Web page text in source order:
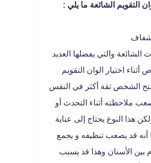
التقويم الشائعة ما يلي :
الشائعة والتي يفضلها العديد
اختيار الوان التقويم
الشخص ثقة أكثر في النفس
ملاحظته أثناء التحدث أو
هذا النوع يحتاج إلى عناية
أنه قد يصعب تنظيفه و يجمع
بين الأسنان وهذا قد يسبب